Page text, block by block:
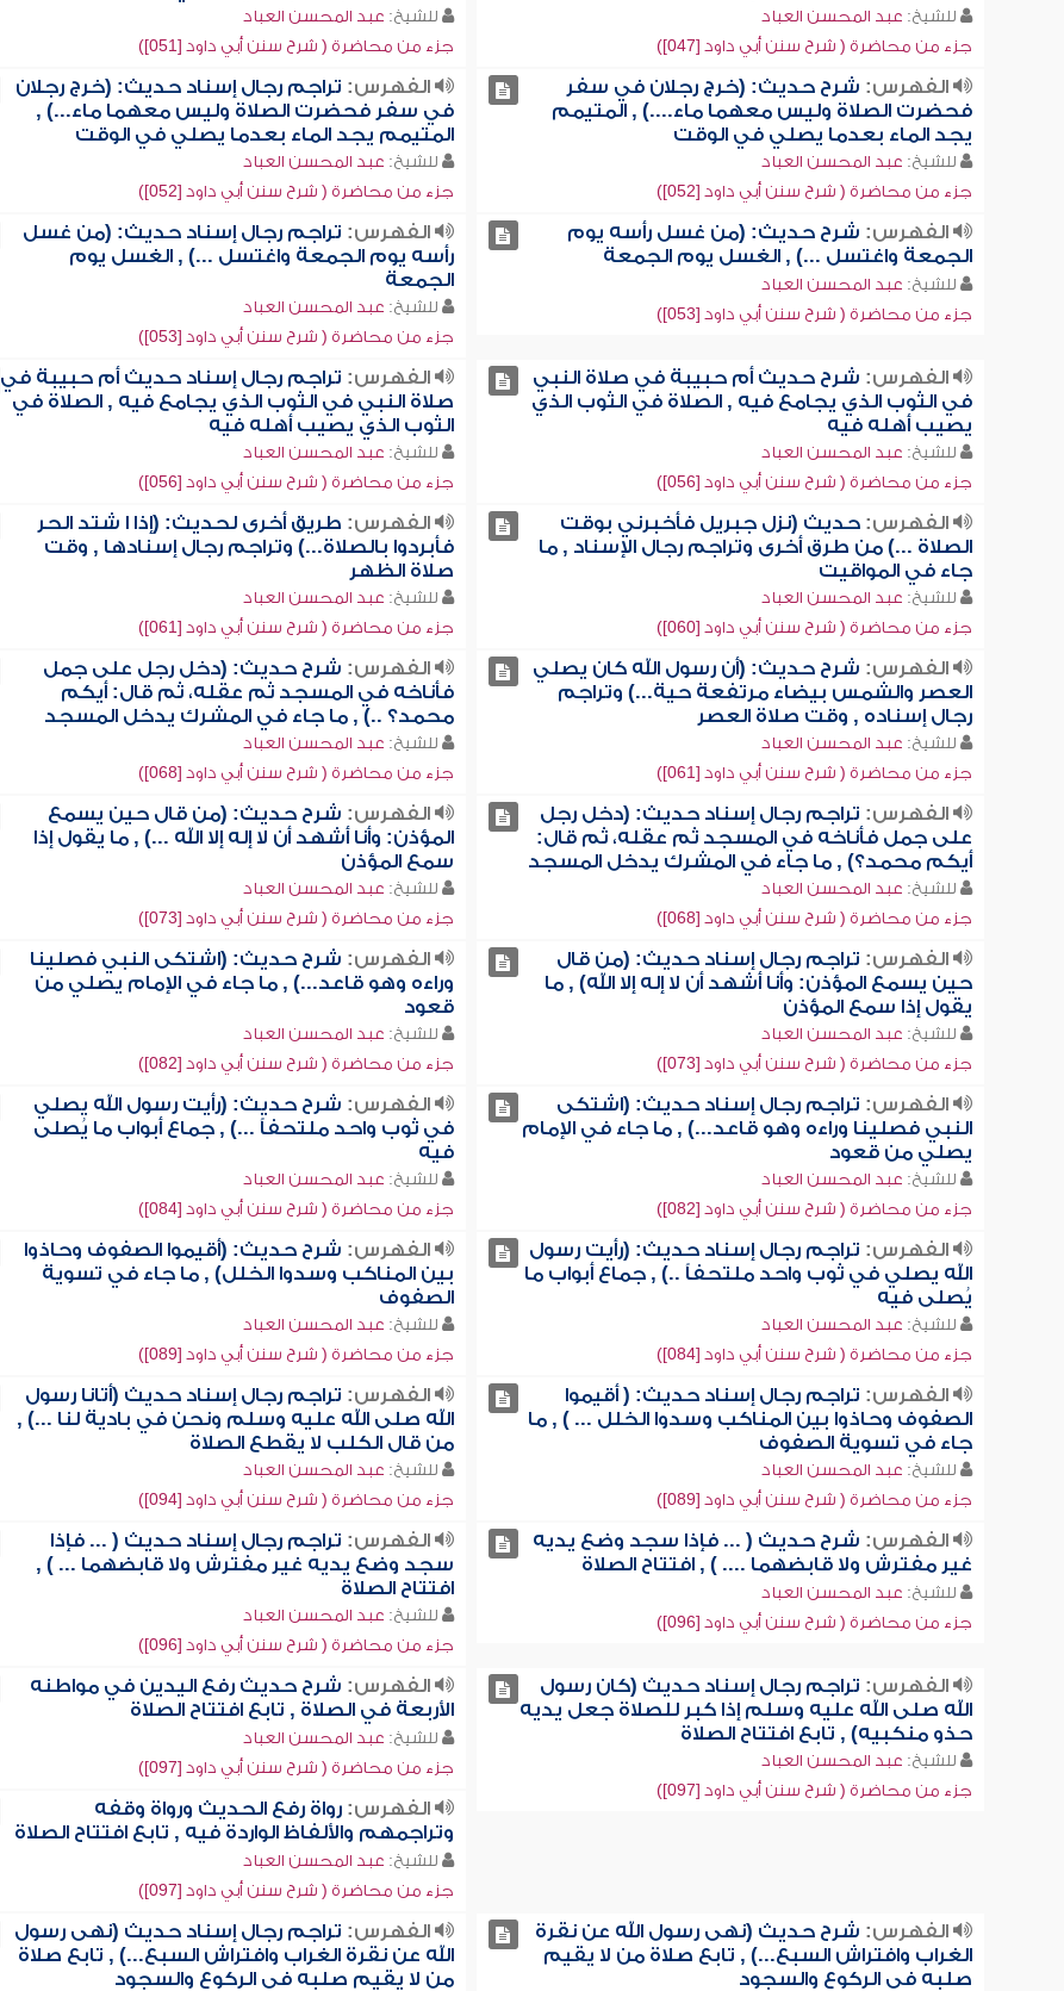
للشيخ: عبد المحسن العباد
جزء من محاضرة ( شرح سنن أبي داود [047])
للشيخ: عبد المحسن العباد
جزء من محاضرة ( شرح سنن أبي داود [051])
الفهرس: شرح حديث: (خرج رجلان في سفر
فحضرت الصلاة وليس معهما ماء....) , المتيمم
يجد الماء بعدما يصلي في الوقت
للشيخ: عبد المحسن العباد
جزء من محاضرة ( شرح سنن أبي داود [052])
الفهرس: تراجم رجال إسناد حديث: (خرج رجلان
في سفر فحضرت الصلاة وليس معهما ماء...) ,
المتيمم يجد الماء بعدما يصلي في الوقت
للشيخ: عبد المحسن العباد
جزء من محاضرة ( شرح سنن أبي داود [052])
الفهرس: شرح حديث: (من غسل رأسه يوم
الجمعة واغتسل ...) , الغسل يوم الجمعة
للشيخ: عبد المحسن العباد
جزء من محاضرة ( شرح سنن أبي داود [053])
الفهرس: تراجم رجال إسناد حديث: (من غسل
رأسه يوم الجمعة واغتسل ...) , الغسل يوم
الجمعة
للشيخ: عبد المحسن العباد
جزء من محاضرة ( شرح سنن أبي داود [053])
الفهرس: شرح حديث أم حبيبة في صلاة النبي
في الثوب الذي يجامع فيه , الصلاة في الثوب الذي
يصيب أهله فيه
للشيخ: عبد المحسن العباد
جزء من محاضرة ( شرح سنن أبي داود [056])
الفهرس: تراجم رجال إسناد حديث أم حبيبة في
صلاة النبي في الثوب الذي يجامع فيه , الصلاة في
الثوب الذي يصيب أهله فيه
للشيخ: عبد المحسن العباد
جزء من محاضرة ( شرح سنن أبي داود [056])
الفهرس:حديث (نزل جبريل فأخبرني بوقت
الصلاة ...) من طرق أخرى وتراجم رجال الإسناد , ما
جاء في المواقيت
للشيخ: عبد المحسن العباد
جزء من محاضرة ( شرح سنن أبي داود [060])
الفهرس: طريق أخرى لحديث: (إذا ا شتد الحر
فأبردوا بالصلاة...) وتراجم رجال إسنادها , وقت
صلاة الظهر
للشيخ: عبد المحسن العباد
جزء من محاضرة ( شرح سنن أبي داود [061])
الفهرس: شرح حديث: (أن رسول الله كان يصلي
العصر والشمس بيضاء مرتفعة حية...) وتراجم
رجال إسناده , وقت صلاة العصر
للشيخ: عبد المحسن العباد
جزء من محاضرة ( شرح سنن أبي داود [061])
الفهرس: شرح حديث: (دخل رجل على جمل
فأناخه في المسجد ثم عقله، ثم قال: أيكم
محمد؟ ..) , ما جاء في المشرك يدخل المسجد
للشيخ: عبد المحسن العباد
جزء من محاضرة ( شرح سنن أبي داود [068])
الفهرس: تراجم رجال إسناد حديث: (دخل رجل
على جمل فأناخه في المسجد ثم عقله، ثم قال:
أيكم محمد؟) , ما جاء في المشرك يدخل المسجد
للشيخ: عبد المحسن العباد
جزء من محاضرة ( شرح سنن أبي داود [068])
الفهرس: شرح حديث: (من قال حين يسمع
المؤذن: وأنا أشهد أن لا إله إلا الله ...) , ما يقول إذا
سمع المؤذن
للشيخ: عبد المحسن العباد
جزء من محاضرة ( شرح سنن أبي داود [073])
الفهرس: تراجم رجال إسناد حديث: (من قال
حين يسمع المؤذن: وأنا أشهد أن لا إله إلا الله) , ما
يقول إذا سمع المؤذن
للشيخ: عبد المحسن العباد
جزء من محاضرة ( شرح سنن أبي داود [073])
الفهرس: شرح حديث: (اشتكى النبي فصلينا
وراءه وهو قاعد...) , ما جاء في الإمام يصلي من
قعود
للشيخ: عبد المحسن العباد
جزء من محاضرة ( شرح سنن أبي داود [082])
الفهرس: تراجم رجال إسناد حديث: (اشتكى
النبي فصلينا وراءه وهو قاعد...) , ما جاء في الإمام
يصلي من قعود
للشيخ: عبد المحسن العباد
جزء من محاضرة ( شرح سنن أبي داود [082])
الفهرس: شرح حديث: (رأيت رسول الله يصلي
في ثوب واحد ملتحفاً ...) , جماع أبواب ما يُصلى
فيه
للشيخ: عبد المحسن العباد
جزء من محاضرة ( شرح سنن أبي داود [084])
الفهرس: تراجم رجال إسناد حديث: (رأيت رسول
الله يصلي في ثوب واحد ملتحفاً ..) , جماع أبواب ما
يُصلى فيه
للشيخ: عبد المحسن العباد
جزء من محاضرة ( شرح سنن أبي داود [084])
الفهرس: شرح حديث: (أقيموا الصفوف وحاذوا
بين المناكب وسدوا الخلل) , ما جاء في تسوية
الصفوف
للشيخ: عبد المحسن العباد
جزء من محاضرة ( شرح سنن أبي داود [089])
الفهرس: تراجم رجال إسناد حديث: ( أقيموا
الصفوف وحاذوا بين المناكب وسدوا الخلل ... ) , ما
جاء في تسوية الصفوف
للشيخ: عبد المحسن العباد
جزء من محاضرة ( شرح سنن أبي داود [089])
الفهرس: تراجم رجال إسناد حديث (أتانا رسول
الله صلى الله عليه وسلم ونحن في بادية لنا ...) ,
من قال الكلب لا يقطع الصلاة
للشيخ: عبد المحسن العباد
جزء من محاضرة ( شرح سنن أبي داود [094])
الفهرس: شرح حديث ( ... فإذا سجد وضع يديه
غير مفترش ولا قابضهما .... ) , افتتاح الصلاة
للشيخ: عبد المحسن العباد
جزء من محاضرة ( شرح سنن أبي داود [096])
الفهرس: تراجم رجال إسناد حديث ( ... فإذا
سجد وضع يديه غير مفترش ولا قابضهما ... ) ,
افتتاح الصلاة
للشيخ: عبد المحسن العباد
جزء من محاضرة ( شرح سنن أبي داود [096])
الفهرس: تراجم رجال إسناد حديث (كان رسول
الله صلى الله عليه وسلم إذا كبر للصلاة جعل يديه
حذو منكبيه) , تابع افتتاح الصلاة
للشيخ: عبد المحسن العباد
جزء من محاضرة ( شرح سنن أبي داود [097])
الفهرس: شرح حديث رفع اليدين في مواطنه
الأربعة في الصلاة , تابع افتتاح الصلاة
للشيخ: عبد المحسن العباد
جزء من محاضرة ( شرح سنن أبي داود [097])
الفهرس: رواة رفع الحديث ورواة وقفه
وتراجمهم والألفاظ الواردة فيه , تابع افتتاح الصلاة
للشيخ: عبد المحسن العباد
جزء من محاضرة ( شرح سنن أبي داود [097])
الفهرس: شرح حديث (نهى رسول الله عن نقرة
الغراب وافتراش السبع...) , تابع صلاة من لا يقيم
صلبه في الركوع والسجود
الفهرس: تراجم رجال إسناد حديث (نهى رسول
الله عن نقرة الغراب وافتراش السبع...) , تابع صلاة
من لا يقيم صلبه في الركوع والسجود